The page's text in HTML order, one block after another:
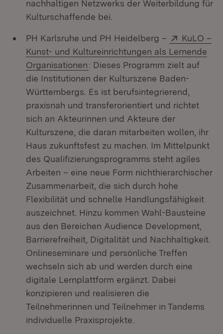
nachhaltigen Netzwerks der Weiterbildung für
Kulturschaffende bei.
PH Karlsruhe und PH Heidelberg – Extern:
KuLO –
Kunst- und Kultureinrichtungen als Lernende
Organisationen(Öffnet in neuem Fenster)
: Dieses Programm zielt auf
die Institutionen der Kulturszene Baden-
Württembergs. Es ist berufsintegrierend,
praxisnah und transferorientiert und richtet
sich an Akteurinnen und Akteure der
Kulturszene, die daran mitarbeiten wollen, ihr
Haus zukunftsfest zu machen. Im Mittelpunkt
des Qualifizierungsprogramms steht agiles
Arbeiten – eine neue Form nichthierarchischer
Zusammenarbeit, die sich durch hohe
Flexibilität und schnelle Handlungsfähigkeit
auszeichnet. Hinzu kommen Wahl-Bausteine
aus den Bereichen Audience Development,
Barrierefreiheit, Digitalität und Nachhaltigkeit.
Onlineseminare und persönliche Treffen
wechseln sich ab und werden durch eine
digitale Lernplattform ergänzt. Dabei
konzipieren und realisieren die
Teilnehmerinnen und Teilnehmer in Tandems
individuelle Praxisprojekte.